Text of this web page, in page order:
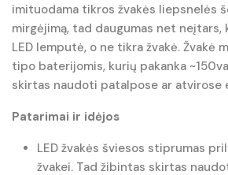
imituodama tikros žvakės liepsnelės
mirgėjimą, tad daugumas net neįtars,
LED lemputė, o ne tikra žvakė. Žvakė
tipo baterijomis, kurių pakanka
skirtas naudoti patalpose ar atvirose
Patarimai ir idėjos
LED žvakės šviesos stiprumas
žvakei. Tad žibintas skirtas